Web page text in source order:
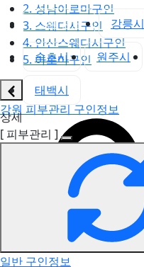
2. 성남아로마구인
3. 스웨디시구인
4. 안산스웨디시구인
5. 아로마구인
강원 피부관리 구인정보
강원 전체 강릉시
속초시 원주시
태백시
상세
[ 피부관리 ]
일반 구인정보